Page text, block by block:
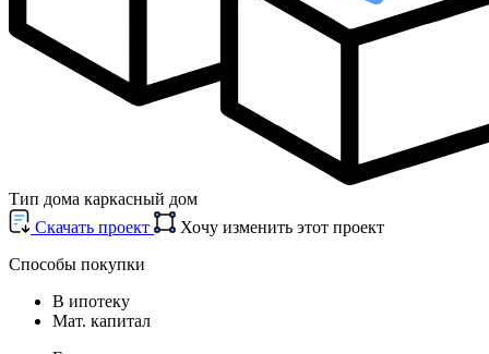
Тип дома каркасный дом
Cкачать проект
Хочу изменить этот проект
Способы покупки
В ипотеку
Мат. капитал